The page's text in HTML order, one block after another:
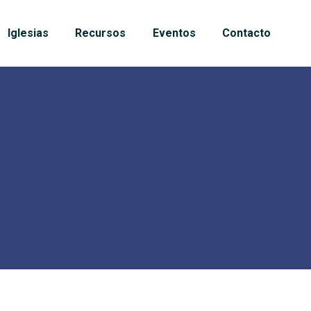
Iglesias Recursos Eventos Contacto